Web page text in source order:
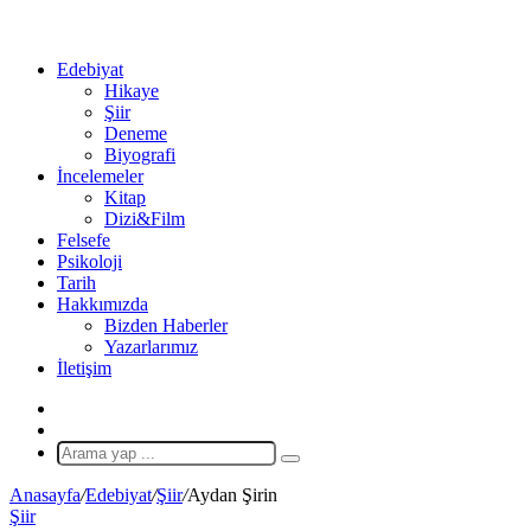
Edebiyat
Hikaye
Şiir
Deneme
Biyografi
İncelemeler
Kitap
Dizi&Film
Felsefe
Psikoloji
Tarih
Hakkımızda
Bizden Haberler
Yazarlarımız
İletişim
Makale
Arama
Anasayfa/Edebiyat/Şiir/Aydan Şirin
Şiir